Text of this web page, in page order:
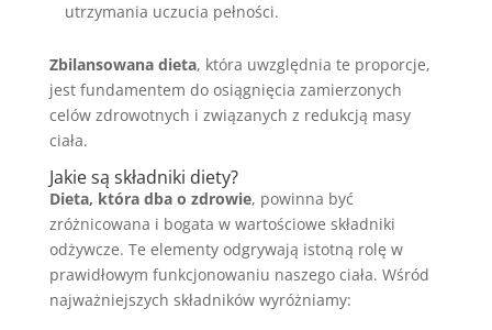
utrzymania uczucia pełności.
Zbilansowana dieta, która uwzględnia te proporcje,
jest fundamentem do osiągnięcia zamierzonych
celów zdrowotnych i związanych z redukcją masy
ciała.
Jakie są składniki diety?
Dieta, która dba o zdrowie, powinna być
zróżnicowana i bogata w wartościowe składniki
odżywcze. Te elementy odgrywają istotną rolę w
prawidłowym funkcjonowaniu naszego ciała. Wśród
najważniejszych składników wyróżniamy: